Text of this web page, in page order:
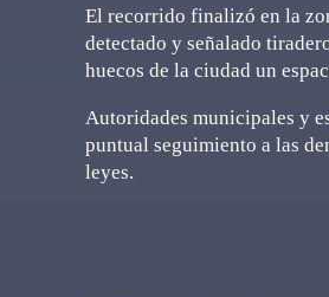
El recorrido finalizó en la
detectado y señalado
huecos de la ciudad un
Autoridades municipales y
puntual seguimiento a las
leyes.